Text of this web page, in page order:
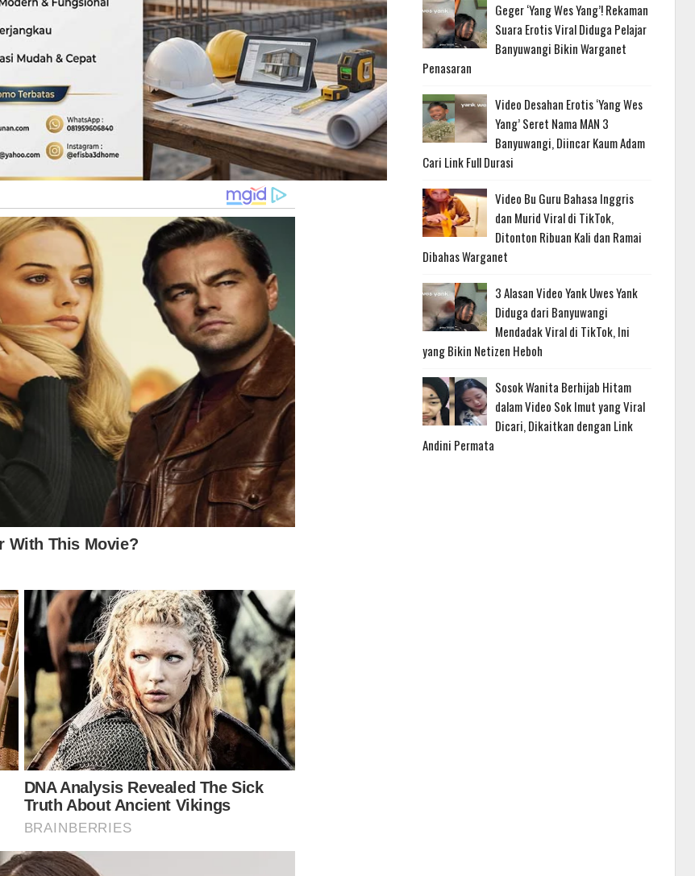
Geger ‘Yang Wes Yang’! Rekaman
Suara Erotis Viral Diduga Pelajar
Banyuwangi Bikin Warganet
Penasaran
Video Desahan Erotis ‘Yang Wes
Yang’ Seret Nama MAN 3
Banyuwangi, Diincar Kaum Adam
Cari Link Full Durasi
Video Bu Guru Bahasa Inggris
dan Murid Viral di TikTok,
Ditonton Ribuan Kali dan Ramai
Dibahas Warganet
3 Alasan Video Yank Uwes Yank
Diduga dari Banyuwangi
Mendadak Viral di TikTok, Ini
yang Bikin Netizen Heboh
Sosok Wanita Berhijab Hitam
dalam Video Sok Imut yang Viral
Dicari, Dikaitkan dengan Link
Andini Permata